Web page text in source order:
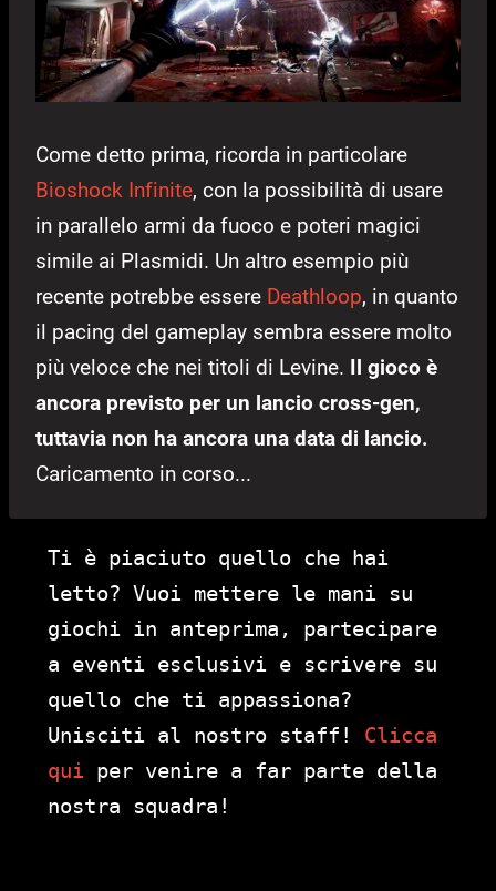
Come detto prima, ricorda in particolare
Bioshock Infinite, con la possibilità di usare
in parallelo armi da fuoco e poteri magici
simile ai Plasmidi. Un altro esempio più
recente potrebbe essere Deathloop, in quanto
il pacing del gameplay sembra essere molto
più veloce che nei titoli di Levine. Il gioco è
ancora previsto per un lancio cross-gen,
tuttavia non ha ancora una data di lancio.
Caricamento in corso...
Ti è piaciuto quello che hai
letto? Vuoi mettere le mani su
giochi in anteprima, partecipare
a eventi esclusivi e scrivere su
quello che ti appassiona?
Unisciti al nostro staff! Clicca
qui per venire a far parte della
nostra squadra!